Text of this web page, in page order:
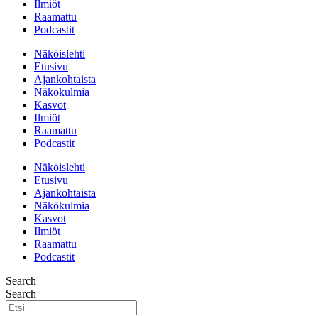
Ilmiöt
Raamattu
Podcastit
Näköislehti
Etusivu
Ajankohtaista
Näkökulmia
Kasvot
Ilmiöt
Raamattu
Podcastit
Näköislehti
Etusivu
Ajankohtaista
Näkökulmia
Kasvot
Ilmiöt
Raamattu
Podcastit
Search
Search